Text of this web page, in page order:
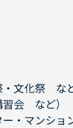
文化祭 など
会 など）
・マンシ